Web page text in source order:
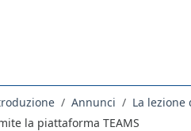
Annunci
la piattaforma TEAMS